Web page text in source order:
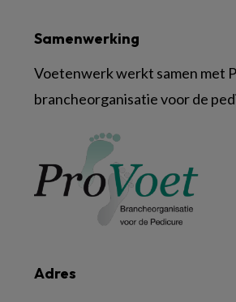
Adres
Samenwerking
Voetenwerk werkt samen met
brancheorganisatie voor de